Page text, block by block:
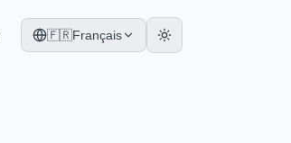
🇫🇷Français